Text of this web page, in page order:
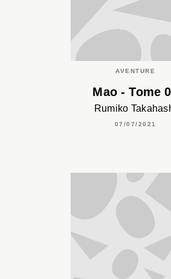
AVENTURE
Mao - Tome
Rumiko
07/07/2021